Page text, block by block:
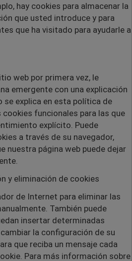
hay cookies para almacenar la
que usted introduce y para
que ha visitado para ayudarle a
web por primera vez, le
emergente con una explicación
se explica en esta política de
funcionales para las que
explícito. Puede
a través de su navegador,
nuestra página web puede dejar
y eliminación de cookies
de Internet para eliminar las
También puede
insertar determinadas
la configuración de su
que reciba un mensaje cada
Para más información sobre